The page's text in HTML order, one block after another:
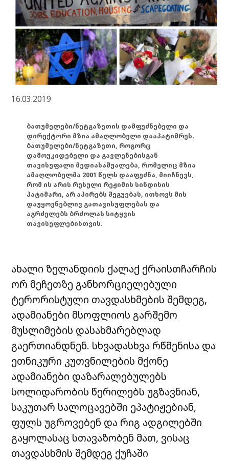
16.03.2019
ბათუმელები/ნეტგაზეთის დამფუძნებელი და
დირექტორი მზია ამაღლობელი დააპატიმრეს.
ბათუმელები/ნეტგაზეთი, როგორც
დამოუკიდებელი და გავლენებისგან
თავისუფალი მედიასაშუალება, რომელიც მზია
ამაღლობელმა 2001 წელს დააფუძნა, მიიჩნევს,
რომ ის არის რუსული რეჟიმის სინდისის
პატიმარი, არ აპირებს შეგუებას, ითხოვს მის
დაუყოვნებლივ გათავისუფლებას და
აგრძელებს ბრძოლას სიტყვის
თავისუფლებისთვის.
ახალი ზელანდიის ქალაქ ქრაისთჩარჩის
ორ მეჩეთზე განხორციელებული
ტერორისტული თავდასხმების შემდეგ,
ადამიანები მსოფლიოს გარშემო
მუსლიმების დასახმარებლად
გაერთიანდნენ. სხვადასხვა რწმენისა და
ეთნიკური კუთვნილების მქონე
ადამიანები დაზარალებულებს
სოლიდარობის წერილებს უგზავნიან,
საკუთარ სალოცავებში ეპატიჟებიან,
ფულს უგროვებენ და რიგ ადგილებში
გაყოლასაც სთავაზობენ მათ, ვისაც
თავდასხმის შემდეგ ქუჩაში